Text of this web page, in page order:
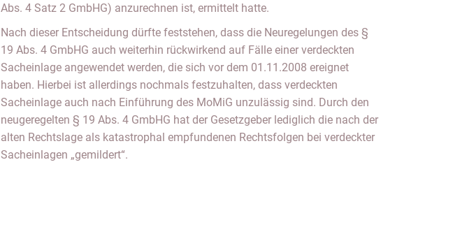
Abs. 4 Satz 2 GmbHG) anzurechnen ist, ermittelt hatte.
Nach dieser Entscheidung dürfte feststehen, dass die Neuregelungen des §
19 Abs. 4 GmbHG auch weiterhin rückwirkend auf Fälle einer verdeckten
Sacheinlage angewendet werden, die sich vor dem 01.11.2008 ereignet
haben. Hierbei ist allerdings nochmals festzuhalten, dass verdeckten
Sacheinlage auch nach Einführung des MoMiG unzulässig sind. Durch den
neugeregelten § 19 Abs. 4 GmbHG hat der Gesetzgeber lediglich die nach der
alten Rechtslage als katastrophal empfundenen Rechtsfolgen bei verdeckter
Sacheinlagen „gemildert“.